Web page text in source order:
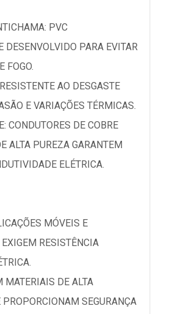
PVC
DESENVOLVIDO PARA EVITAR
FOGO.
AO DESGASTE
E VARIAÇÕES TÉRMICAS.
CONDUTORES DE COBRE
ALTA PUREZA GARANTEM
ELÉTRICA.
MÓVEIS E
RESISTÊNCIA
MATERIAIS DE ALTA
SEGURANÇA